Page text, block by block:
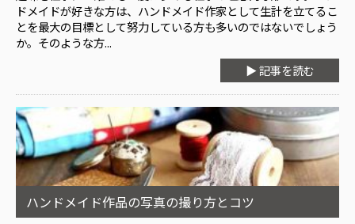
ドメイドが好きな方は、ハンドメイド作家として生計を立てるこ
とを最大の目標として努力している方も多いのではないでしょう
か。そのような方...
▶ 記事を読む
ハンドメイド作品の写真の撮り方とコツ